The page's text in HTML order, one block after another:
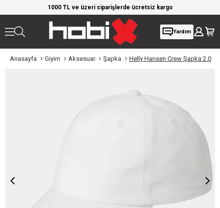
1000 TL ve üzeri siparişlerde ücretsiz kargo
Yardım
Anasayfa Giyim Aksesuar Şapka Helly Hansen Crew Şapka 2.0